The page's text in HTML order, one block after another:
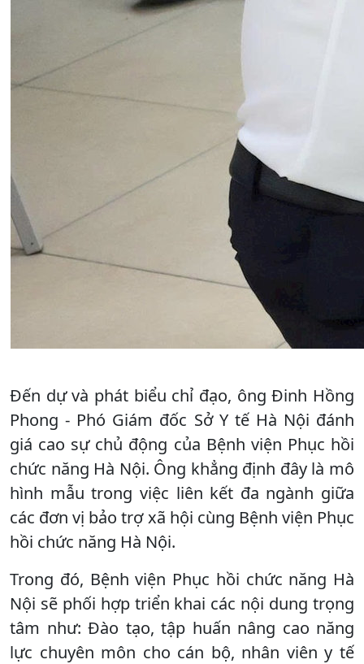
Đến dự và phát biểu chỉ đạo, ông Đinh Hồng
Phong - Phó Giám đốc Sở Y tế Hà Nội đánh
giá cao sự chủ động của Bệnh viện Phục hồi
chức năng Hà Nội. Ông khẳng định đây là mô
hình mẫu trong việc liên kết đa ngành giữa
các đơn vị bảo trợ xã hội cùng Bệnh viện Phục
hồi chức năng Hà Nội.
Trong đó, Bệnh viện Phục hồi chức năng Hà
Nội sẽ phối hợp triển khai các nội dung trọng
tâm như: Đào tạo, tập huấn nâng cao năng
lực chuyên môn cho cán bộ, nhân viên y tế